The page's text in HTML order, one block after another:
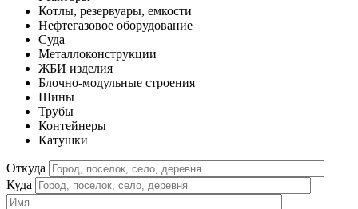
Котлы, резервуары, емкости
Нефтегазовое оборудование
Cуда
Металлоконструкции
ЖБИ изделия
Блочно-модульные строения
Шины
Трубы
Контейнеры
Катушки
Откуда
Куда